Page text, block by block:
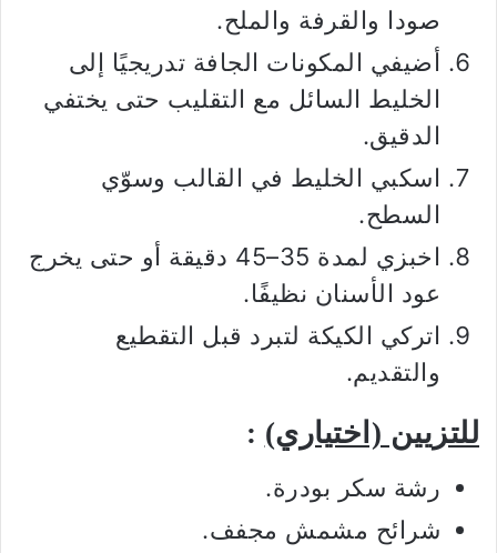
صودا والقرفة والملح.
أضيفي المكونات الجافة تدريجيًا إلى
الخليط السائل مع التقليب حتى يختفي
الدقيق.
اسكبي الخليط في القالب وسوّي
السطح.
اخبزي لمدة 35–45 دقيقة أو حتى يخرج
عود الأسنان نظيفًا.
اتركي الكيكة لتبرد قبل التقطيع
والتقديم.
للتزيين (اختياري) :
رشة سكر بودرة.
شرائح مشمش مجفف.